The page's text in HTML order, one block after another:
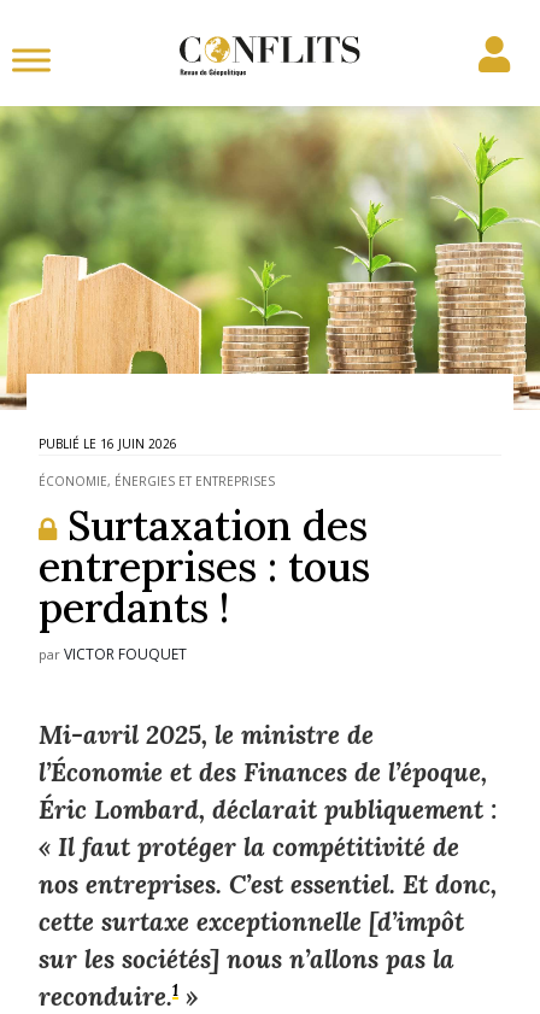
16 JUIN 2026
ÉCONOMIE, ÉNERGIES ET ENTREPRISES
Surtaxation des
entreprises : tous
perdants !
parVICTOR FOUQUET
Mi-avril 2025, le ministre de
l’Économie et des Finances de l’époque,
Éric Lombard, déclarait publiquement :
« Il faut protéger la compétitivité de
nos entreprises. C’est essentiel. Et donc,
cette surtaxe exceptionnelle [d’impôt
sur les sociétés] nous n’allons pas la
reconduire.1 »